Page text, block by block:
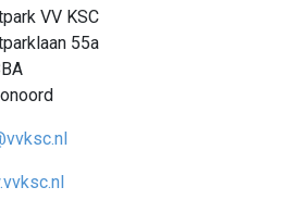
VV KSC
55a